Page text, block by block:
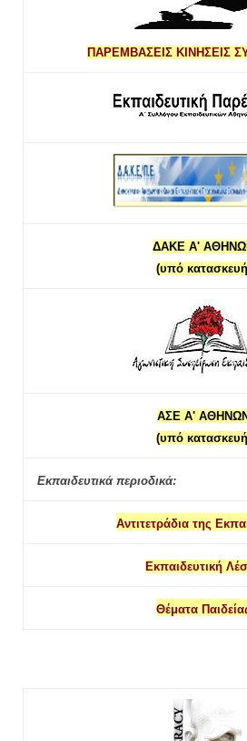
ΠΑΡΕΜΒΑΣΕΙΣ ΚΙΝΗΣΕΙΣ
ΔΑΚΕ Α'
(υπό
ΑΣΕ Α' ΑΘΗΝΩΝ
(υπό
Εκπαιδευτικά περιοδικά:
Αντιτετράδια της
Εκπαιδευτική
Θέματα